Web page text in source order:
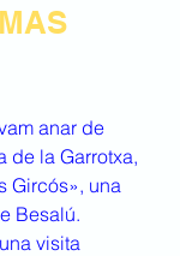
anar de
de la Garrotxa,
Gircós», una
Besalú.
visita